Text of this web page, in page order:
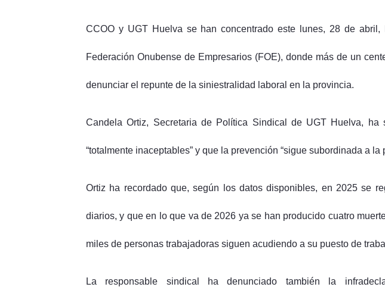
CCOO y UGT Huelva se han concentrado este lunes, 28 de
Federación Onubense de Empresarios (FOE), donde más de un
denunciar el repunte de la siniestralidad laboral en la provincia.
Candela Ortiz, Secretaria de Política Sindical de UGT Huelva,
“totalmente inaceptables” y que la prevención “sigue subordinada a
Ortiz ha recordado que, según los datos disponibles, en 2025 se
diarios, y que en lo que va de 2026 ya se han producido cuatro
miles de personas trabajadoras siguen acudiendo a su puesto de
La responsable sindical ha denunciado también la